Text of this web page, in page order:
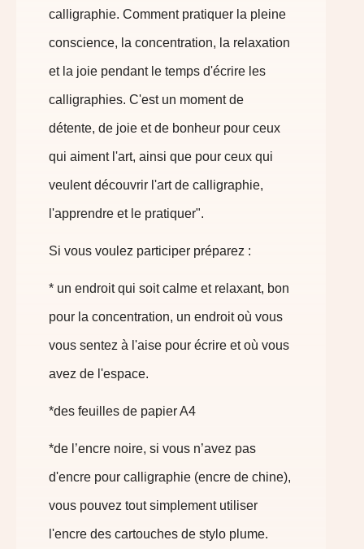
calligraphie. Comment pratiquer la pleine
conscience, la concentration, la relaxation
et la joie pendant le temps d'écrire les
calligraphies. C'est un moment de
détente, de joie et de bonheur pour ceux
qui aiment l'art, ainsi que pour ceux qui
veulent découvrir l'art de calligraphie,
l'apprendre et le pratiquer".
Si vous voulez participer préparez :
* un endroit qui soit calme et relaxant, bon
pour la concentration, un endroit où vous
vous sentez à l'aise pour écrire et où vous
avez de l'espace.
*des feuilles de papier A4
*de l’encre noire, si vous n’avez pas
d'encre pour calligraphie (encre de chine),
vous pouvez tout simplement utiliser
l'encre des cartouches de stylo plume.